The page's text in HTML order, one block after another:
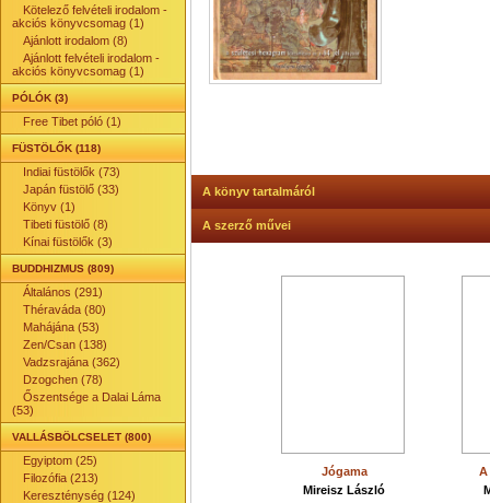
Kötelező felvételi irodalom -
akciós könyvcsomag (1)
Ajánlott irodalom (8)
Ajánlott felvételi irodalom -
akciós könyvcsomag (1)
PÓLÓK (3)
Free Tibet póló (1)
FÜSTÖLŐK (118)
Indiai füstölők (73)
Japán füstölő (33)
Könyv (1)
Tibeti füstölő (8)
Kínai füstölők (3)
BUDDHIZMUS (809)
Általános (291)
Théraváda (80)
Mahájána (53)
Zen/Csan (138)
Vadzsrajána (362)
Dzogchen (78)
Őszentsége a Dalai Láma
(53)
VALLÁSBÖLCSELET (800)
Egyiptom (25)
Filozófia (213)
Kereszténység (124)
A könyv tartalmáról
A szerző művei
Jógama
Mireisz László
A